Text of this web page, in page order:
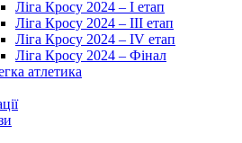
Ліга Кросу 2024 – I етап
Ліга Кросу 2024 – III етап
Ліга Кросу 2024 – IV етап
Ліга Кросу 2024 – Фінал
атлетика